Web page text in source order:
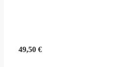
49,50 €